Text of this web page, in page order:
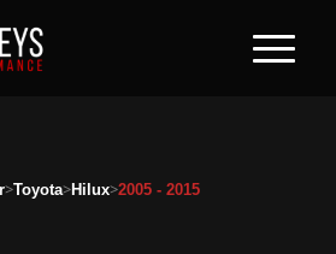
>Toyota>Hilux>2005 - 2015